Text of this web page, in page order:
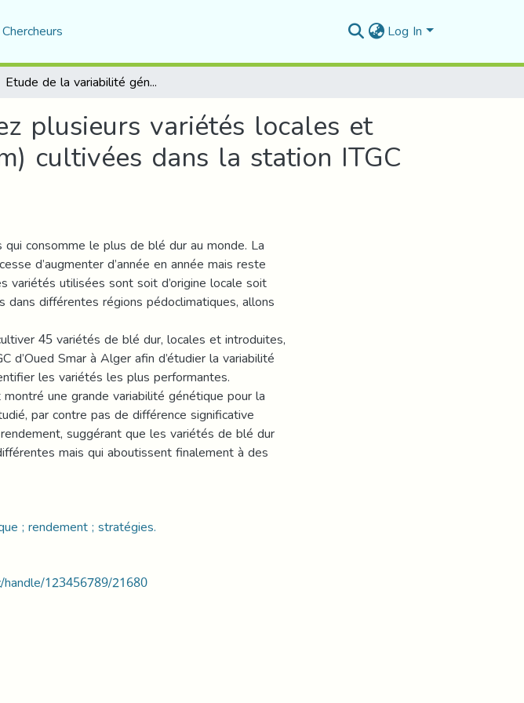
Log In
Etude de la variabilité génétique chez plusieurs variétés locales et introduites de blé dur (Triticumdurum) cultivées dans la station ITGC d’Oued Smar (Alger).
plusieurs variétés locales et
cultivées dans la station ITGC
qui consomme le plus de blé dur au monde. La
d’augmenter d’année en année mais reste
variétés utilisées sont soit d’origine locale soit
différentes régions pédoclimatiques, allons
45 variétés de blé dur, locales et introduites,
d’Oued Smar à Alger afin d’étudier la variabilité
les variétés les plus performantes.
une grande variabilité génétique pour la
par contre pas de différence significative
suggérant que les variétés de blé dur
mais qui aboutissent finalement à des
; rendement ; stratégies.
123456789/21680